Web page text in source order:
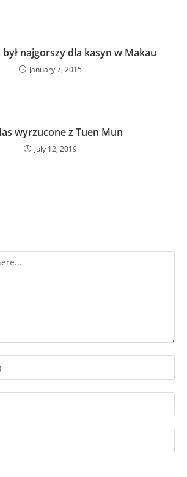
najgorszy dla kasyn w Makau
January 7, 2015
wyrzucone z Tuen Mun
July 12, 2019